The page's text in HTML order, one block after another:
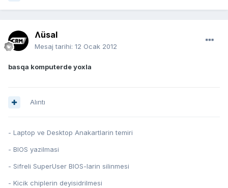
Ʌüsal
Mesaj tarihi: 12 Ocak 2012
basqa komputerde yoxla
Alıntı
- Laptop ve Desktop Anakartlarin temiri
- BIOS yazilmasi
- Sifreli SuperUser BIOS-larin silinmesi
- Kicik chiplerin deyisidrilmesi